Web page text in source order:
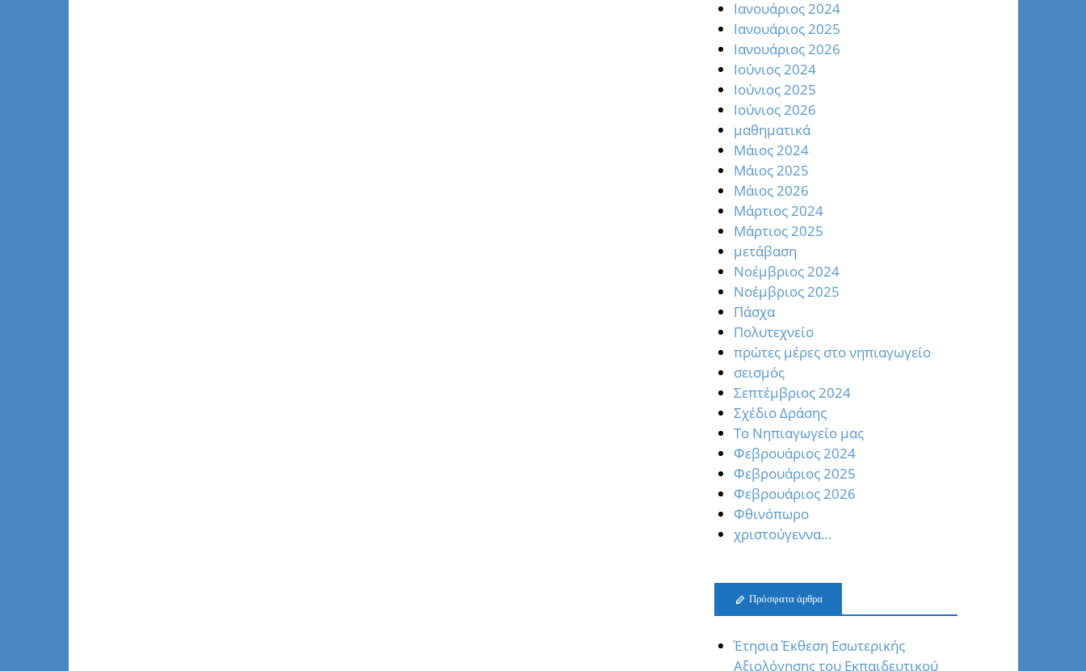
Ιανουάριος 2024
Ιανουάριος 2025
Ιανουάριος 2026
Ιούνιος 2024
Ιούνιος 2025
Ιούνιος 2026
μαθηματικά
Μάιος 2024
Μάιος 2025
Μάιος 2026
Μάρτιος 2024
Μάρτιος 2025
μετάβαση
Νοέμβριος 2024
Νοέμβριος 2025
Πάσχα
Πολυτεχνείο
πρώτες μέρες στο νηπιαγωγείο
σεισμός
Σεπτέμβριος 2024
Σχέδιο Δράσης
Το Νηπιαγωγείο μας
Φεβρουάριος 2024
Φεβρουάριος 2025
Φεβρουάριος 2026
Φθινόπωρο
χριστούγεννα…
Πρόσφατα άρθρα
Έτησια Έκθεση Εσωτερικής
Αξιολόγησης του Εκπαιδευτικού